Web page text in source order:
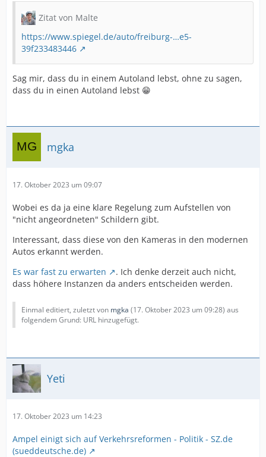
Zitat von Malte
https://www.spiegel.de/auto/freiburg-…e5-
39f233483446
Sag mir, dass du in einem Autoland lebst, ohne zu sagen,
dass du in einen Autoland lebst 😁
mgka
17. Oktober 2023 um 09:07
Wobei es da ja eine klare Regelung zum Aufstellen von
"nicht angeordneten" Schildern gibt.
Interessant, dass diese von den Kameras in den modernen
Autos erkannt werden.
Es war fast zu erwarten
. Ich denke derzeit auch nicht,
dass höhere Instanzen da anders entscheiden werden.
Einmal editiert, zuletzt von mgka (17. Oktober 2023 um 09:28) aus
folgendem Grund: URL hinzugefügt.
Yeti
17. Oktober 2023 um 14:23
Ampel einigt sich auf Verkehrsreformen - Politik - SZ.de
(sueddeutsche.de)